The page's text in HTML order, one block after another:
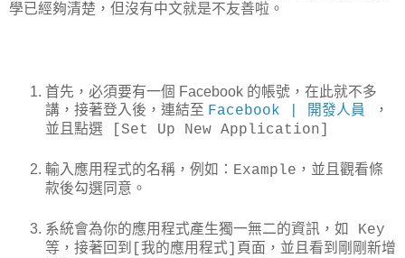
學已經夠清楚，但沒有中文就是不友善啦。
首先，必須要有一個 Facebook 的帳號，在此就不多
講，接著登入後，連結至 Facebook | 開發人員 ，
並且點選 [Set Up New Application]
輸入應用程式的名稱，例如：Example，並且觀看條
款後勾選同意。
系統會為你的應用程式產生獨一無二的資訊，如 Key
等，接著回到[我的應用程式]頁面，並且看到剛剛新增